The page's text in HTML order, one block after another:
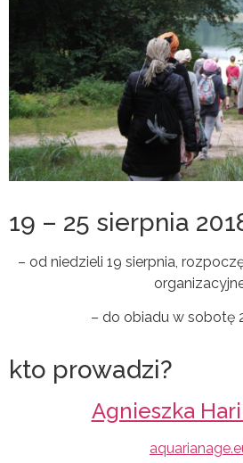
19 – 25 sierpnia
– od niedzieli 19 sierpnia,
– do obiadu w sobotę
kto prowadzi?
Agnieszka